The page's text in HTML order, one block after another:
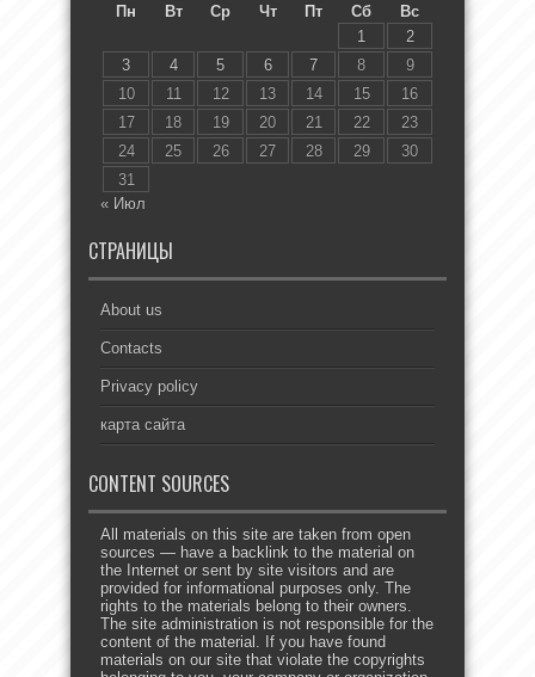
Пн
Вт Ср Чт Пт Сб
Вс
1
2
3
4 5 6 7 8
9
10
11 12 13 14 15
16
17
18 19 20 21 22
23
24
25 26 27 28 29
30
31
« Июл
СТРАНИЦЫ
About us
Contacts
Privacy policy
карта сайта
CONTENT SOURCES
All materials on this site are taken from open
sources — have a backlink to the material on
the Internet or sent by site visitors and are
provided for informational purposes only. The
rights to the materials belong to their owners.
The site administration is not responsible for the
content of the material. If you have found
materials on our site that violate the copyrights